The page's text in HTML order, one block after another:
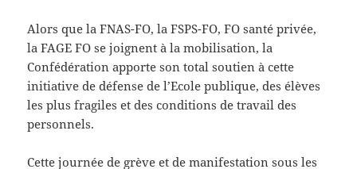
Alors que la FNAS-FO, la FSPS-FO, FO santé privée,
la FAGE FO se joignent à la mobilisation, la
Confédération apporte son total soutien à cette
initiative de défense de l’Ecole publique, des élèves
les plus fragiles et des conditions de travail des
personnels.
Cette journée de grève et de manifestation sous les